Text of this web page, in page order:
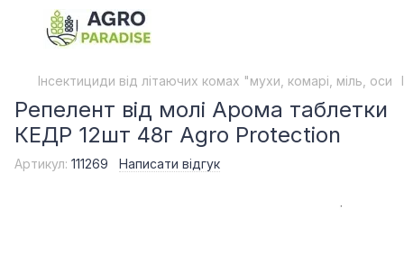
Інсектициди від літаючих комах "мухи, комарі, міль, оси
Репелент від молі Арома таблетки
КЕДР 12шт 48г Agro Protection
Артикул: 111269 Написати відгук